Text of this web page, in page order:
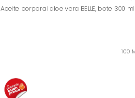
Aceite corporal aloe vera BELLE, bote 300 ml
100